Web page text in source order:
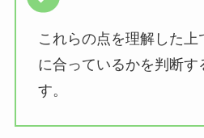
これらの点を理解した
に合っているかを判断す
す。